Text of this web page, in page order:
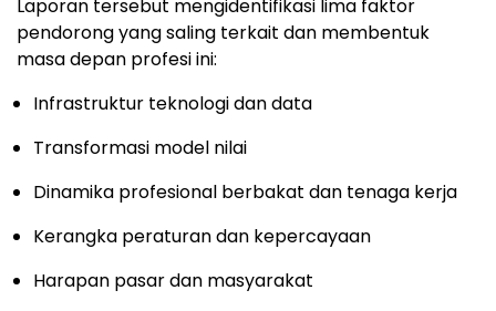
Laporan tersebut mengidentifikasi lima faktor
pendorong yang saling terkait dan membentuk
masa depan profesi ini:
Infrastruktur teknologi dan data
Transformasi model nilai
Dinamika profesional berbakat dan tenaga kerja
Kerangka peraturan dan kepercayaan
Harapan pasar dan masyarakat